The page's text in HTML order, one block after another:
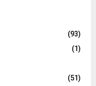
(93)
(1)
(51)